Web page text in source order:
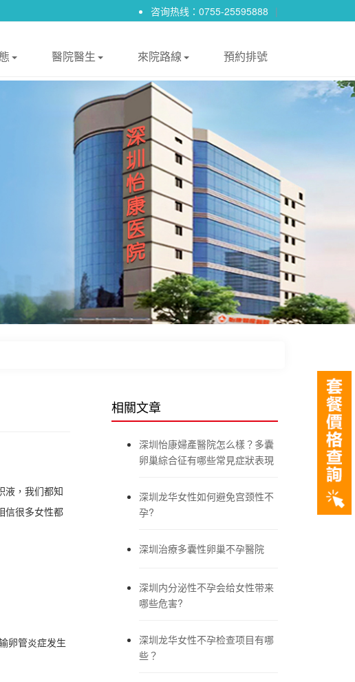
咨询热线：0755-25595888 |
醫院醫生 來院路線 預約排號
，我们都知
信很多女性都
卵管炎症发生
相關文章
深圳怡康婦產醫院怎么樣？多囊
卵巢綜合征有哪些常見症狀表現
深圳龙华女性如何避免宫颈性不
孕?
深圳治療多囊性卵巢不孕醫院
深圳内分泌性不孕会给女性带来
哪些危害?
深圳龙华女性不孕检查项目有哪
些？